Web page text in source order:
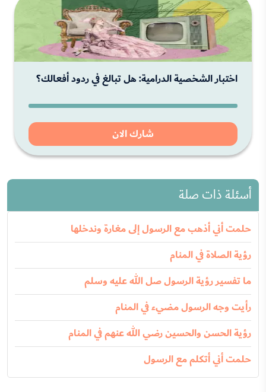
اختبار الشخصية الدرامية: هل تبالغ في ردود أفعالك؟
شارك الان
أسئلة ذات صلة
حلمت أني أذهب مع الرسول إلى مغارة وندخلها
رؤية الصلاة في المنام
ما تفسير رؤية الرسول صل الله عليه وسلم
رأيت وجه الرسول مضيء في المنام
رؤية الحسن والحسين رضي الله عنهم في المنام
حلمت أني أتكلم مع الرسول